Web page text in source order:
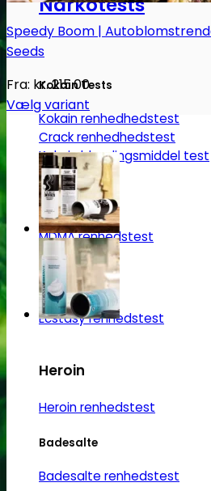
Kokain Tests
Kokain renhedhedstest
Crack renhedhedstest
Kokain blandingsmiddel test
MDMA
MDMA renhedstest
Ecstasy
Ecstasy renhedstest
Heroin
Heroin renhedstest
Badesalte
Badesalte renhedstest
Speedy Boom |
Seeds
Fra: kr.215.00
Vælg variant
Dette
vare
varianter.
Mulighederne
vælges
på
varesiden